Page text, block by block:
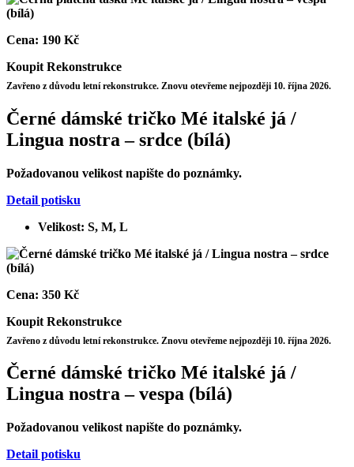
Cena: 190 Kč
Koupit Rekonstrukce
Zavřeno z důvodu letní rekonstrukce. Znovu otevřeme nejpozději 10. října 2026.
Černé dámské tričko Mé italské já /
Lingua nostra – srdce (bílá)
Požadovanou velikost napište do poznámky.
Detail potisku
Velikost: S, M, L
Cena: 350 Kč
Koupit Rekonstrukce
Zavřeno z důvodu letní rekonstrukce. Znovu otevřeme nejpozději 10. října 2026.
Černé dámské tričko Mé italské já /
Lingua nostra – vespa (bílá)
Požadovanou velikost napište do poznámky.
Detail potisku